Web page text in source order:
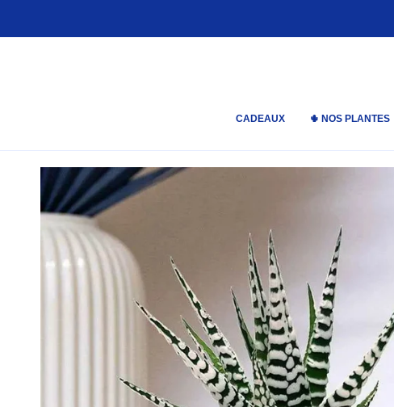
CADEAUX 🌵 NOS PLANTES